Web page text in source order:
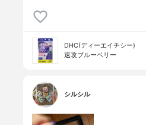
DHC(ディーエイチシー)
速攻ブルーベリー
シルシル